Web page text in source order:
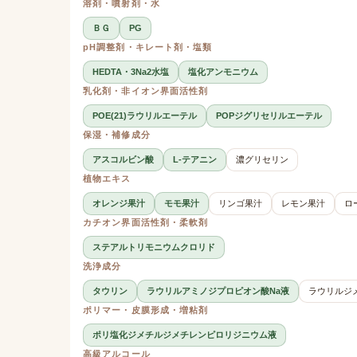
溶剤・噴射剤・水
ＢＧ
PG
pH調整剤・キレート剤・塩類
HEDTA・3Na2水塩
塩化アンモニウム
乳化剤・非イオン界面活性剤
POE(21)ラウリルエーテル
POPジグリセリルエーテル
保湿・補修成分
アスコルビン酸 L-テアニン
濃グリセリン
植物エキス
オレンジ果汁 モモ果汁 リンゴ果汁 レモン果汁
ロ
カチオン界面活性剤・柔軟剤
ステアルトリモニウムクロリド
洗浄成分
タウリン ラウリルアミノジプロピオン酸Na液
ラウリルジ
ポリマー・皮膜形成・増粘剤
ポリ塩化ジメチルジメチレンピロリジニウム液
高級アルコール